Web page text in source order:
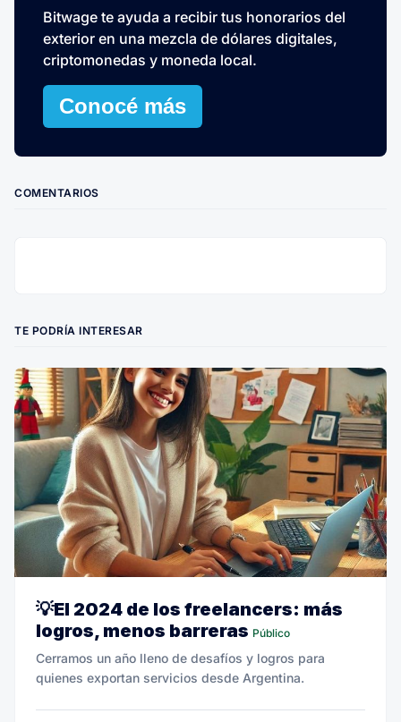
Bitwage te ayuda a recibir tus honorarios del
exterior en una mezcla de dólares digitales,
criptomonedas y moneda local.
Conocé más
COMENTARIOS
TE PODRÍA INTERESAR
💡El 2024 de los freelancers: más
logros, menos barreras Público
Cerramos un año lleno de desafíos y logros para
quienes exportan servicios desde Argentina.